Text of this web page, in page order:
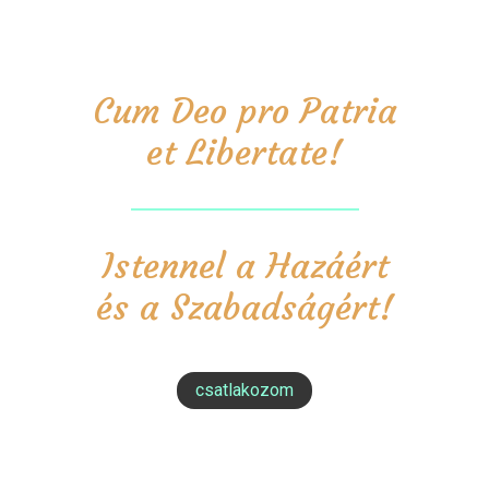
Cum Deo pro Patria
et Libertate!
Istennel a Hazáért
és a Szabadságért!
csatlakozom